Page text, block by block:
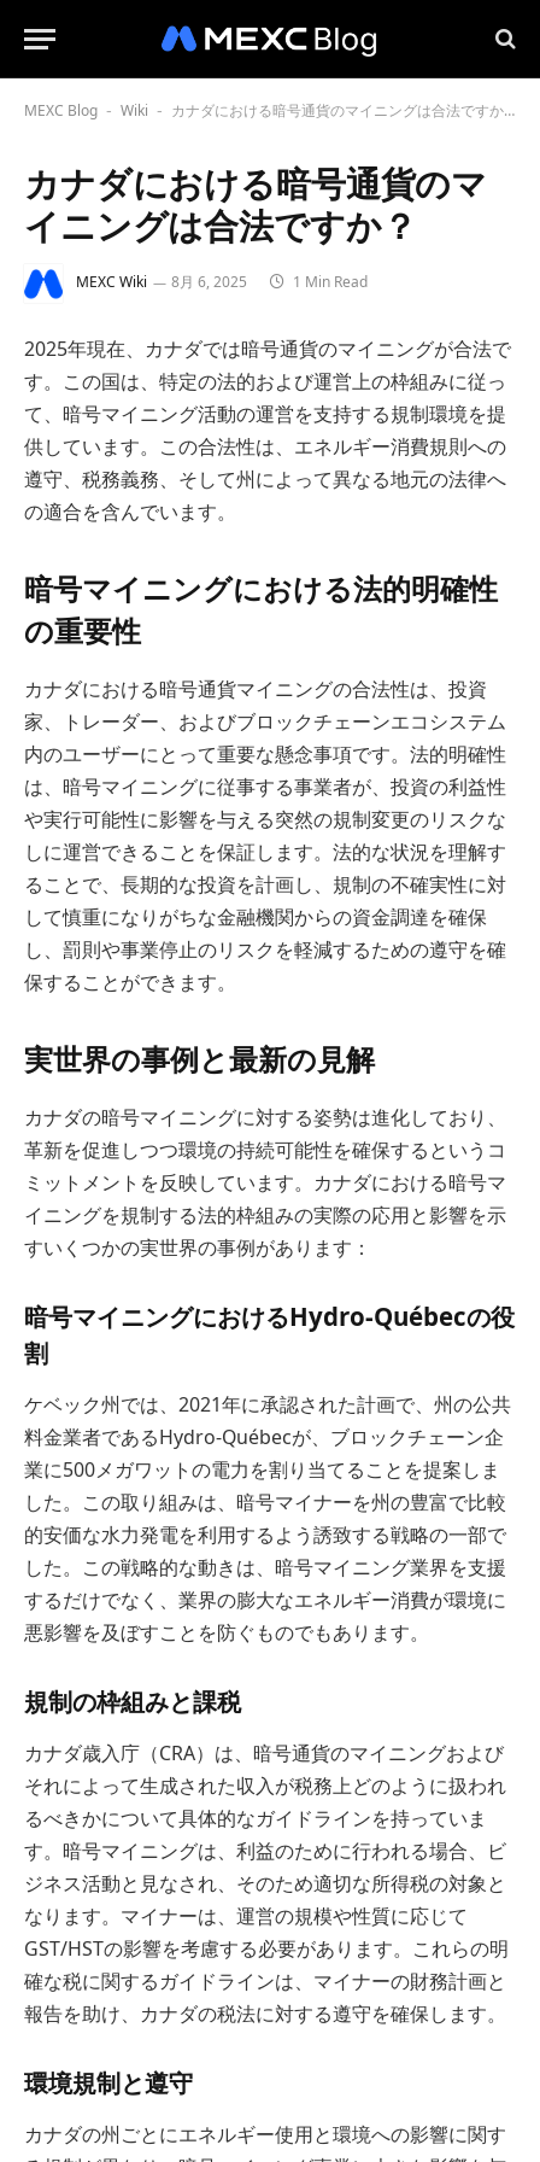
MEXC Blog - Wiki - カナダにおける暗号通貨のマイニングは合法ですか？
カナダにおける暗号通貨のマ
イニングは合法ですか？
MEXC Wiki 8月 6, 2025 1 Min Read
2025年現在、カナダでは暗号通貨のマイニングが合法で
す。この国は、特定の法的および運営上の枠組みに従っ
て、暗号マイニング活動の運営を支持する規制環境を提
供しています。この合法性は、エネルギー消費規則への
遵守、税務義務、そして州によって異なる地元の法律へ
の適合を含んでいます。
暗号マイニングにおける法的明確性
の重要性
カナダにおける暗号通貨マイニングの合法性は、投資
家、トレーダー、およびブロックチェーンエコシステム
内のユーザーにとって重要な懸念事項です。法的明確性
は、暗号マイニングに従事する事業者が、投資の利益性
や実行可能性に影響を与える突然の規制変更のリスクな
しに運営できることを保証します。法的な状況を理解す
ることで、長期的な投資を計画し、規制の不確実性に対
して慎重になりがちな金融機関からの資金調達を確保
し、罰則や事業停止のリスクを軽減するための遵守を確
保することができます。
実世界の事例と最新の見解
カナダの暗号マイニングに対する姿勢は進化しており、
革新を促進しつつ環境の持続可能性を確保するというコ
ミットメントを反映しています。カナダにおける暗号マ
イニングを規制する法的枠組みの実際の応用と影響を示
すいくつかの実世界の事例があります：
暗号マイニングにおけるHydro-Québecの役
割
ケベック州では、2021年に承認された計画で、州の公共
料金業者であるHydro-Québecが、ブロックチェーン企
業に500メガワットの電力を割り当てることを提案しま
した。この取り組みは、暗号マイナーを州の豊富で比較
的安価な水力発電を利用するよう誘致する戦略の一部で
した。この戦略的な動きは、暗号マイニング業界を支援
するだけでなく、業界の膨大なエネルギー消費が環境に
悪影響を及ぼすことを防ぐものでもあります。
規制の枠組みと課税
カナダ歳入庁（CRA）は、暗号通貨のマイニングおよび
それによって生成された収入が税務上どのように扱われ
るべきかについて具体的なガイドラインを持っていま
す。暗号マイニングは、利益のために行われる場合、ビ
ジネス活動と見なされ、そのため適切な所得税の対象と
なります。マイナーは、運営の規模や性質に応じて
GST/HSTの影響を考慮する必要があります。これらの明
確な税に関するガイドラインは、マイナーの財務計画と
報告を助け、カナダの税法に対する遵守を確保します。
環境規制と遵守
カナダの州ごとにエネルギー使用と環境への影響に関す